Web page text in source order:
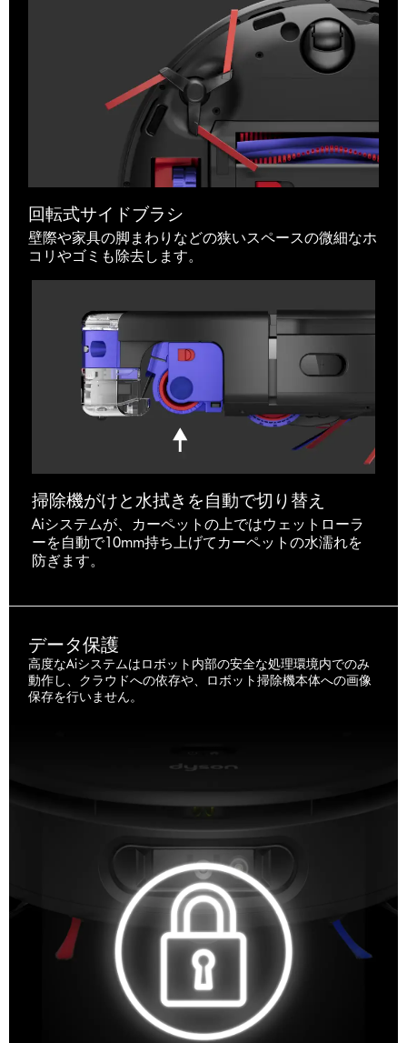
回転式サイドブラシ
壁際や家具の脚まわりなどの狭いスペースの微細なホ
コリやゴミも除去します。
掃除機がけと水拭きを自動で切り替え
Aiシステムが、カーペットの上ではウェットローラ
ーを自動で10mm持ち上げてカーペットの水濡れを
防ぎます。
データ保護
高度なAiシステムはロボット内部の安全な処理環境内でのみ
動作し、クラウドへの依存や、ロボット掃除機本体への画像
保存を行いません。